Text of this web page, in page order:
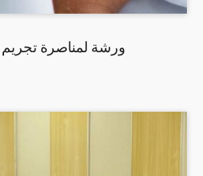
ورشة لمناصرة تجريم